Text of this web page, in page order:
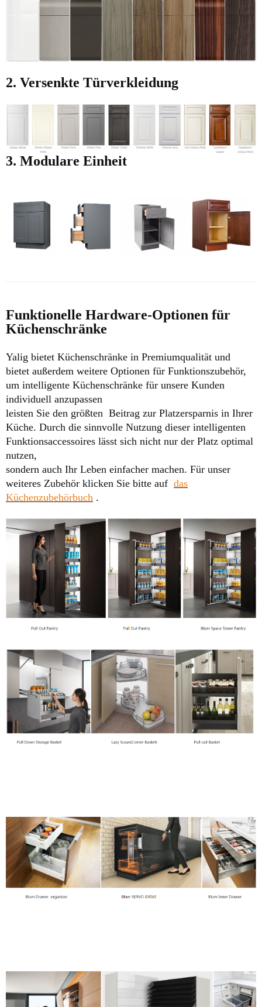
2. Versenkte Türverkleidung
3. Modulare Einheit
Funktionelle Hardware-Optionen für
Küchenschränke
Yalig bietet Küchenschränke in Premiumqualität und
bietet außerdem weitere Optionen für Funktionszubehör,
um intelligente Küchenschränke für unsere Kunden
individuell anzupassen
leisten Sie den größten Beitrag zur Platzersparnis in Ihrer
Küche. Durch die sinnvolle Nutzung dieser intelligenten
Funktionsaccessoires lässt sich nicht nur der Platz optimal
nutzen,
sondern auch Ihr Leben einfacher machen. Für unser
weiteres Zubehör klicken Sie bitte auf das
Küchenzubehörbuch .